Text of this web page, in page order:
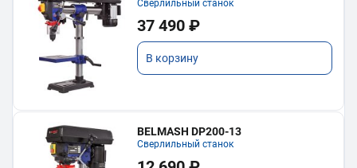
Сверлильный станок
37 490 ₽
В корзину
BELMASH DP200-13
Сверлильный станок